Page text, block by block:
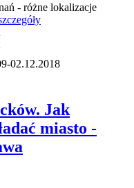
- różne lokalizacje
02.12.2018
Jak
miasto -